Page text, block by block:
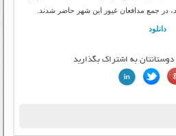
در جمع مدافعان غیور این شهر حاضر شدند.
دانلود
به اشتراک بگذارید